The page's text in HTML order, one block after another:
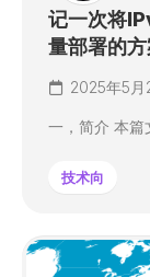
记一次将
量部署的
2025年5月
一，简介 本篇
技术向